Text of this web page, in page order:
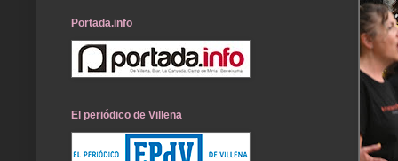
Portada.info
El periódico de Villena